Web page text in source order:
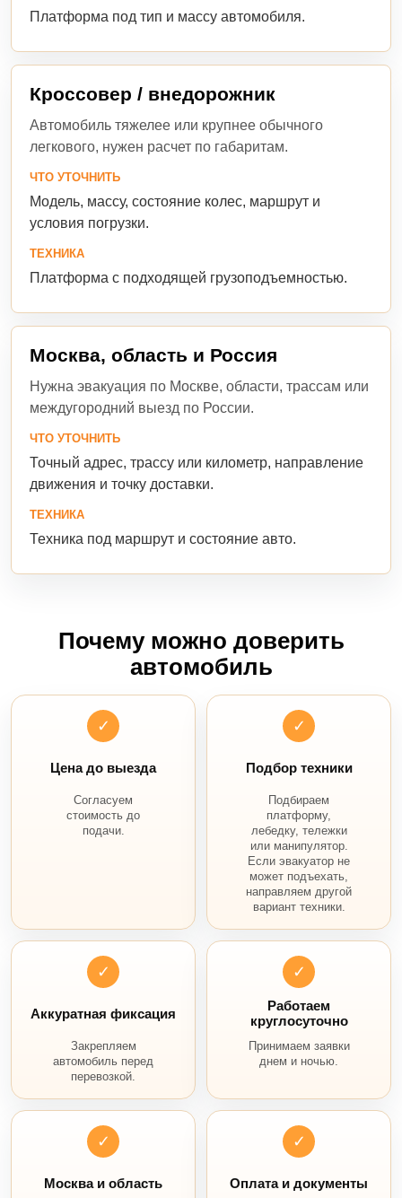
Платформа под тип и массу автомобиля.
Кроссовер / внедорожник
Автомобиль тяжелее или крупнее обычного
легкового, нужен расчет по габаритам.
ЧТО УТОЧНИТЬ
Модель, массу, состояние колес, маршрут и
условия погрузки.
ТЕХНИКА
Платформа с подходящей грузоподъемностью.
Москва, область и Россия
Нужна эвакуация по Москве, области, трассам или
междугородний выезд по России.
ЧТО УТОЧНИТЬ
Точный адрес, трассу или километр, направление
движения и точку доставки.
ТЕХНИКА
Техника под маршрут и состояние авто.
Почему можно доверить
автомобиль
✓
Цена до выезда
Согласуем
стоимость до
подачи.
✓
Подбор техники
Подбираем
платформу,
лебедку, тележки
или манипулятор.
Если эвакуатор не
может подъехать,
направляем другой
вариант техники.
✓
Аккуратная фиксация
Закрепляем
автомобиль перед
перевозкой.
✓
Работаем
круглосуточно
Принимаем заявки
днем и ночью.
✓
Москва и область
✓
Оплата и документы